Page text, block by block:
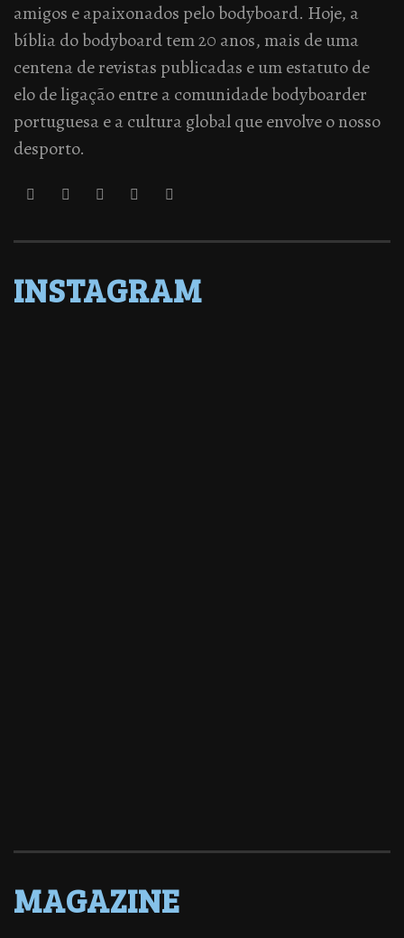
amigos e apaixonados pelo bodyboard. Hoje, a
bíblia do bodyboard tem 20 anos, mais de uma
centena de revistas publicadas e um estatuto de
elo de ligação entre a comunidade bodyboarder
portuguesa e a cultura global que envolve o nosso
desporto.
INSTAGRAM
MAGAZINE